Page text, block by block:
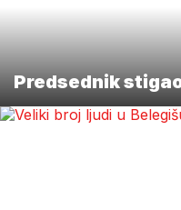
Predsednik